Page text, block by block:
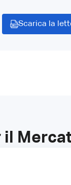
Scarica la
il